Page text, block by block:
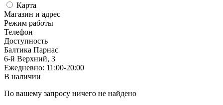
Карта
Магазин и адрес
Режим работы
Телефон
Доступность
Балтика Парнас
6-й Верхний, 3
Ежедневно: 11:00-20:00
В наличии
По вашему запросу ничего не найдено